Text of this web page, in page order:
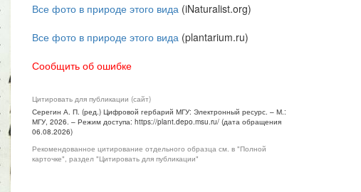
Все фото в природе этого вида (iNaturalist.org)
Все фото в природе этого вида (plantarium.ru)
Сообщить об ошибке
Цитировать для публикации (сайт)
Серегин А. П. (ред.) Цифровой гербарий МГУ: Электронный ресурс. – М.:
МГУ, 2026. – Режим доступа: https://plant.depo.msu.ru/ (дата обращения
06.08.2026)
Рекомендованное цитирование отдельного образца см. в "Полной
карточке", раздел "Цитировать для публикации"